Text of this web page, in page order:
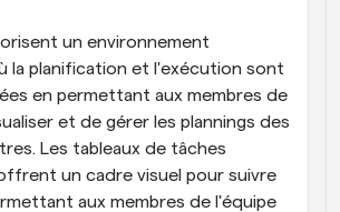
un environnement
la planification et l'exécution sont
en permettant aux membres de
et de gérer les plannings des
Les tableaux de tâches
un cadre visuel pour suivre
aux membres de l'équipe